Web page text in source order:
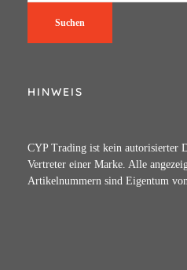
Suchen
HINWEIS
CYP Trading ist kein autorisierter
Vertreter einer Marke. Alle
Artikelnummern sind Eigentum